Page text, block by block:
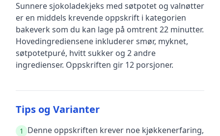
Sunnere sjokoladekjeks med søtpotet og valnøtter
er en middels krevende oppskrift i kategorien
bakeverk som du kan lage på omtrent 22 minutter.
Hovedingrediensene inkluderersmør, myknet,
søtpotetpuré, hvitt sukker og 2 andre
ingredienser. Oppskriften gir 12 porsjoner.
Tips og Varianter
1
Denne oppskriften krever noe kjøkkenerfaring,